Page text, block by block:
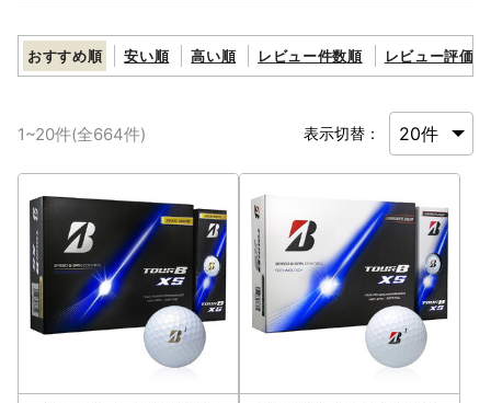
おすすめ順 安い順 高い順 レビュー件数順 レビュー評価順
1~20件(全664件) 表示切替：